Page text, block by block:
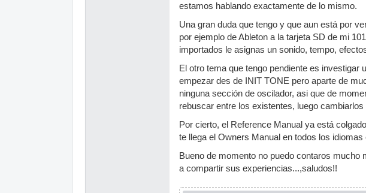
estamos hablando exactamente de lo mismo.
Una gran duda que tengo y que aun está por
por ejemplo de Ableton a la tarjeta SD de mi
importados le asignas un sonido, tempo,
El otro tema que tengo pendiente es
empezar des de INIT TONE pero aparte de
ninguna sección de oscilador, asi que de
rebuscar entre los existentes, luego
Por cierto, el Reference Manual ya está
te llega el Owners Manual en todos los idiomas
Bueno de momento no puedo contaros
a compartir sus experiencias...,saludos!!